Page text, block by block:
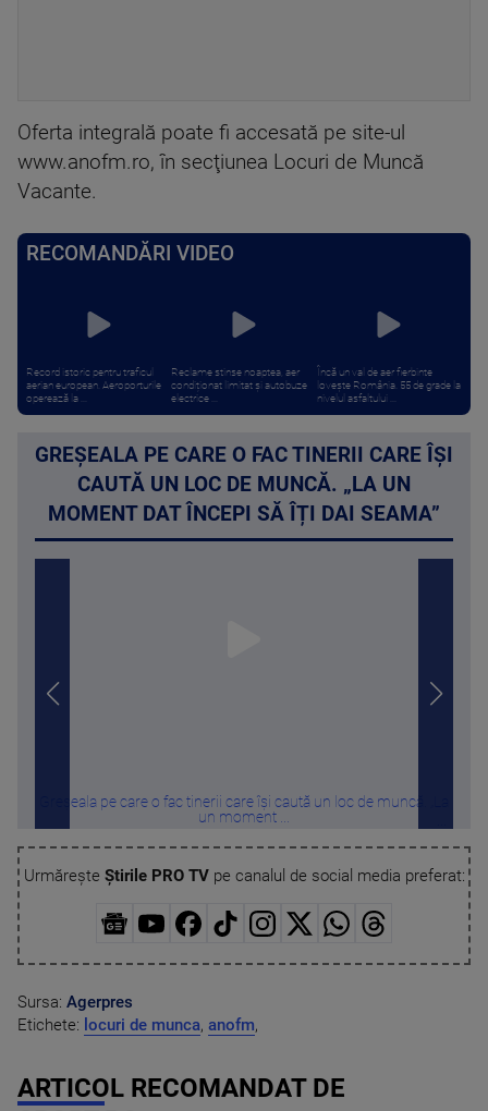
Oferta integrală poate fi accesată pe site-ul
www.anofm.ro, în secţiunea Locuri de Muncă
Vacante.
RECOMANDĂRI VIDEO
Record istoric pentru traficul
aerian european. Aeroporturile
operează la ...
Reclame stinse noaptea, aer
condiționat limitat și autobuze
electrice ...
Încă un val de aer fierbinte
lovește România. 55 de grade la
nivelul asfaltului ...
GREȘEALA PE CARE O FAC TINERII CARE ÎȘI
CAUTĂ UN LOC DE MUNCĂ. „LA UN
MOMENT DAT ÎNCEPI SĂ ÎȚI DAI SEAMA”
Greșeala pe care o fac tinerii care își caută un loc de muncă. „La
un moment ...
Urmărește Știrile PRO TVpe canalul de social media preferat:
Sursa: Agerpres
Etichete: locuri de munca, anofm,
ARTICOL RECOMANDAT DE